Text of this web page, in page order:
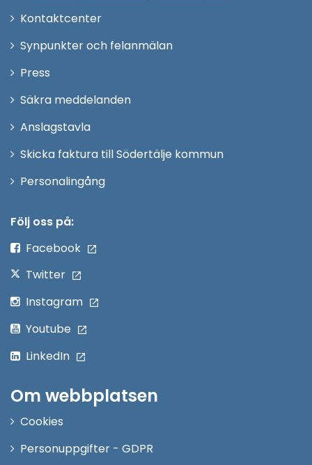
KontaktcenterÖppna
Synpunkter och felanmälan
Press
fönster
Säkra meddelanden
Anslagstavla
Skicka faktura till Södertälje kommun
PersonalingångÖppna
Följ oss på:
Facebook
Twitter
Instagram
Youtube
LinkedIn
Om webbplatsen
Cookies
Personuppgifter - GDPR